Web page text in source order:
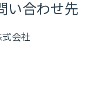
い合わせ先
会社